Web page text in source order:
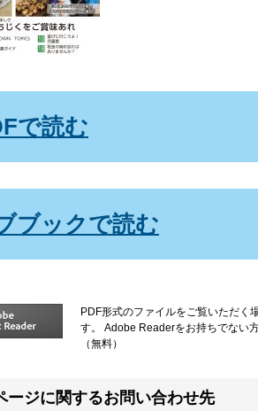
で読む
ブックで読む
PDF形式のファイルをご覧いただく
す。
Adobe Readerをお持ちでない
（無料）
ージに関するお問い合わせ先